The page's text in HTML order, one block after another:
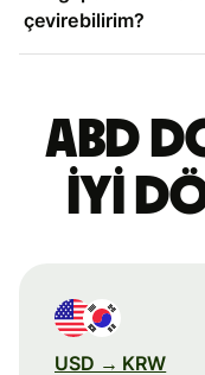
çevirebilirim?
ABD
iyi
USD → KRW